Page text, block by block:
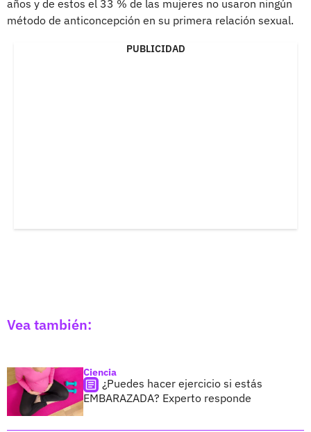
años y de estos el 33 % de las mujeres no usaron ningún
método de anticoncepción en su primera relación sexual.
PUBLICIDAD
Vea también:
Ciencia
¿Puedes hacer ejercicio si estás
EMBARAZADA? Experto responde